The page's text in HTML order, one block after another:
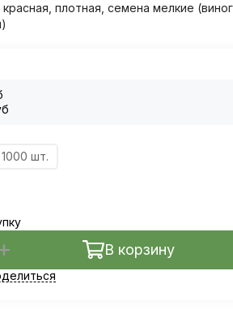
красная, плотная, семена мелкие
1000 шт.
В корзину